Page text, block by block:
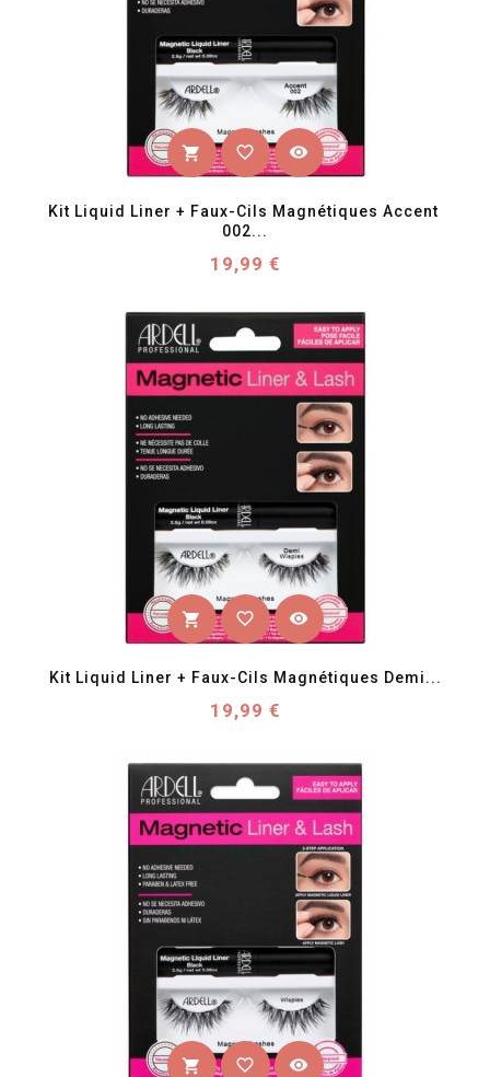
shopping_cart favorite_border visibility
Kit Liquid Liner + Faux-Cils Magnétiques Accent
002...
Prix
19,99 €
shopping_cart favorite_border visibility
Kit Liquid Liner + Faux-Cils Magnétiques Demi...
Prix
19,99 €
shopping_cart favorite_border visibility